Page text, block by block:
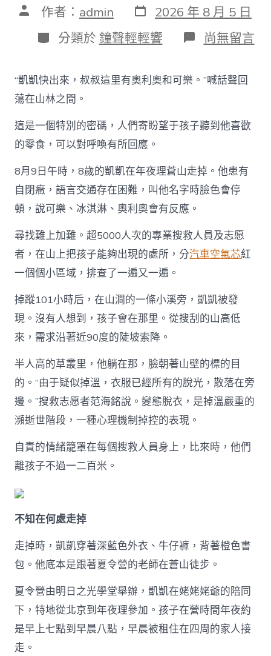
文 作者： admin 發
表
日
期
2026 年 8 月 5 日
分
類
分類於 鐘聲輕輕響 在
〈“比
時，
他
孩
子
一
二
百
找
OSDER
奧
台
北
汽
車
自
閉
癥
孩
五
天〉
尚無留言
“凱凱快出來，叔叔這里有奧利奧和可樂。”喊話聲回
蕩在山林之間。
這是一個特別的密碼，人們寄盼望于孩子聽到他喜歡
的零食，可以對呼喚有所回應。
8月9日午時，8歲的凱凱在年夜理蒼山走掉。他患有
自閉癥，語言交通存在困難，叫他名字時臉色會停
頓，說可樂、冰淇淋、奧利奧會有反應。
尋找難上加難。超5000人次的專業搜救人員及志愿
者，在山上把孩子能夠出現的處所，分汽車空氣芯紅
一個個小區域，排查了一遍又一遍。
掉蹤101小時后，在山澗的一條小溪旁，凱凱被發
現。沒有人想到，孩子會在那里。從搜刮的山高低
來，需求沿著近90度的陡坡索降。
半人高的草叢里，他躺在那，臉朝著山壁的標的目
的。“由于疑似掉溫，衣服已經所有的脫光，散落在旁
邊。”搜救志愿者范海銘說。變態脫衣，是掉溫嚴重的
瀕逝世階段，一種心理機制掉控的表現。
自責的情緒籠罩在每個搜救人員身上，比來時，他們
離孩子不過一二百米。
不知在何處走掉
走掉時，凱凱穿著深藍色外衣、牛仔褲，背著橙色書
包。他底本是跟著夏令營的老師在蒼山徒步。
夏令營由明日之光學堂舉辦，凱凱在姥姥姥爺的陪同
下，特地從北京到年夜理參加。孩子在營時間年夜約
是早上七點到早晨八點，早晨被租住在四周的家人接
走。